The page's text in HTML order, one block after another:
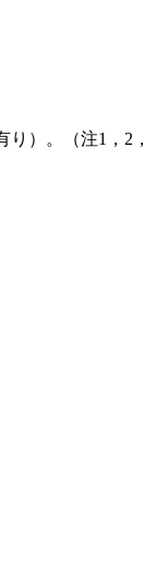
）。（注1，2，